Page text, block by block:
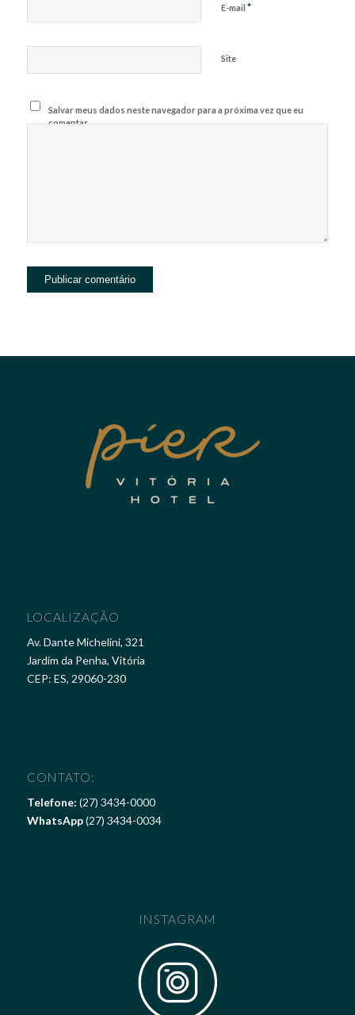
E-mail *
Site
Salvar meus dados neste navegador para a próxima vez que eu
comentar.
LOCALIZAÇÃO
Av. Dante Michelini, 321
Jardim da Penha, Vitória
CEP: ES, 29060-230
CONTATO:
Telefone: (27) 3434-0000
WhatsApp(27) 3434-0034
INSTAGRAM